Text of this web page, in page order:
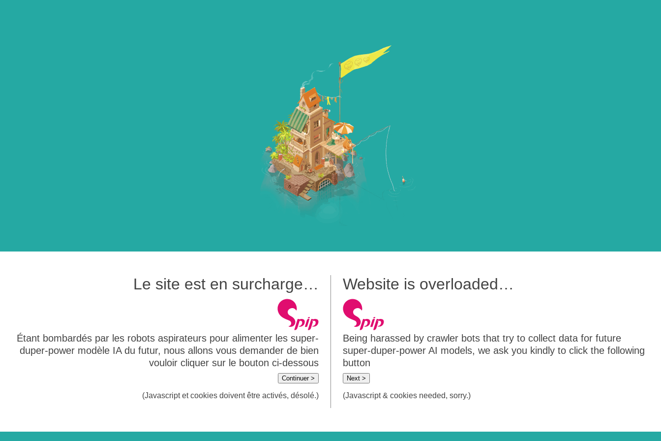
Le site est en surcharge…
Étant bombardés par les robots aspirateurs pour alimenter les super-
duper-power modèle IA du futur, nous allons vous demander de bien
vouloir cliquer sur le bouton ci-dessous
Continuer >
(Javascript et cookies doivent être activés, désolé.)
Website is overloaded…
Being harassed by crawler bots that try to collect data for future
super-duper-power AI models, we ask you kindly to click the following
button
Next >
(Javascript & cookies needed, sorry.)